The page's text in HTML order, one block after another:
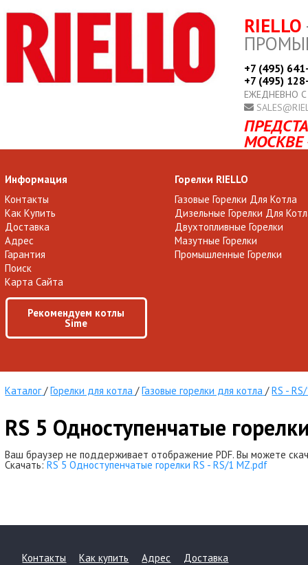
RIELLO
+7 (495)
+7 (495)
ЕЖЕДНЕВНО
МОСКВЕ
Информация
Контакты
Как Купить
Доставка
Адрес
Гарантия
Поиск
Карта Сайта
Рекомендуем котлы
Sime
Горелки RIELLO
Газовые Горелки Для Котла
Дизельные Горелки Для
Двухтопливные Горелки
Мазутные Горелки
Промышленные Горелки
Каталог /Горелки для котла /Газовые горелки для котла /RS -
RS 5 Одноступенчатые
Ваш браузер не поддерживает отображение PDF. Вы можете
Скачать:RS 5 Одноступенчатые горелки RS - RS/1 MZ.pdf
Контакты Как купить Адрес Доставка